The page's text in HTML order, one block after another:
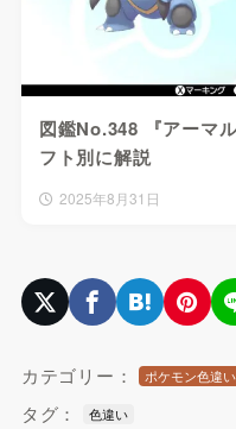
図鑑No.348 『アーマ
フト別に解説
2025年8月31日
カテゴリー： ポケモン色違
タグ： 色違い